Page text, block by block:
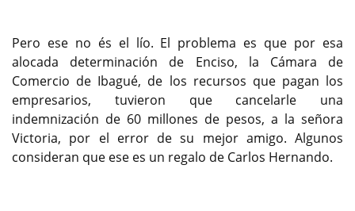
Pero ese no és el lío. El problema es que por esa
alocada determinación de Enciso, la Cámara de
Comercio de Ibagué, de los recursos que pagan los
empresarios, tuvieron que cancelarle una
indemnización de 60 millones de pesos, a la señora
Victoria, por el error de su mejor amigo. Algunos
consideran que ese es un regalo de Carlos Hernando.